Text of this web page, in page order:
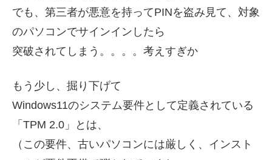
でも、第三者が悪意を持ってPINを盗み見て、対象
のパソコンでサインインしたら
突破されてしまう。。。。考えすぎか
もう少し、掘り下げて
Windows11のシステム要件として定義されている
「TPM 2.0」とは、
（この要件、古いパソコンには厳しく、インスト